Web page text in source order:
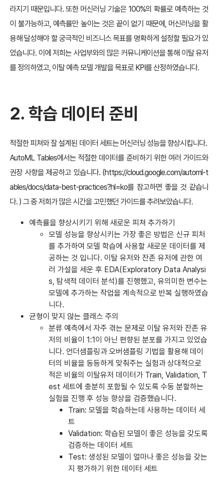
라지기 때문입니다. 또한 머신러닝 기술은 100%의 확률로 예측하는 것
이 불가능하고, 예측률만 높이는 것은 끝이 없기 때문에, 머신러닝을 활
용해 달성해야 할 궁극적인 비즈니스 목표를 명확하게 설정할 필요가 있
었습니다. 이에 저희는 사업부와의 많은 커뮤니케이션을 통해 이탈 유저
를 정의하였고, 이탈 예측 모델 개발을 목표로 KPI를 산정하였습니다.
2. 학습 데이터 준비
적절한 피쳐와 잘 설계된 데이터 세트는 머신러닝 성능을 향상시킵니다.
AutoML Tables에서는 적절한 데이터를 준비하기 위한 여러 가이드와
권장 사항을 제공하고 있습니다. (https://cloud.google.com/automl-t
ables/docs/data-best-practices?hl=ko를 참고하면 좋을 것 같습니
다. ) 그 중 저희가 많은 시간을 고민했던 가이드를 추려보았습니다.
예측률을 향상시키기 위해 새로운 피쳐 추가하기
모델 성능을 향상시키는 가장 좋은 방법은 신규 피처
를 추가하여 모델 학습에 사용할 새로운 데이터를 제
공하는 것 입니다. 이탈 유저와 잔존 유저에 관한 여
러 가설을 세운 후 EDA(Exploratory Data Analysi
s, 탐색적 데이터 분석)를 진행했고, 유의미한 변수는
모델에 추가하는 작업을 계속적으로 반복 실행하였습
니다.
균형이 맞지 않는 클래스 주의
분류 예측에서 자주 겪는 문제로 이탈 유저와 잔존 유
저의 비율이 1:1이 아닌 편향된 분포를 가지고 있었습
니다. 언더샘플링과 오버샘플링 기법을 활용해 데이
터의 비율을 동등하게 맞춰주는 실험과 상대적으로
적은 비율의 이탈유저 데이터가 Train, Validation, T
est 세트에 충분히 포함될 수 있도록 수동 분할하는
실험을 진행 후 성능 향상을 검증했습니다.
Train: 모델을 학습하는데 사용하는 데이터 세
트
Validation: 학습된 모델이 좋은 성능을 갖도록
검증하는 데이터 세트
Test: 생성된 모델이 얼마나 좋은 성능을 갖는
지 평가하기 위한 데이터 세트